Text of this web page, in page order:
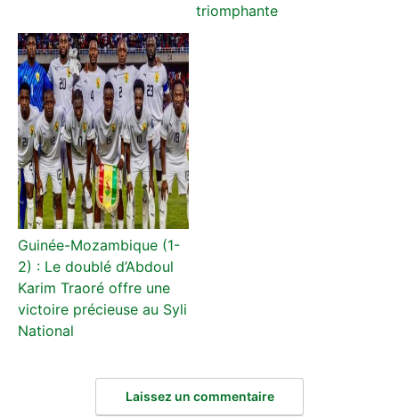
triomphante
Guinée-Mozambique (1-
2) : Le doublé d’Abdoul
Karim Traoré offre une
victoire précieuse au Syli
National
Laissez un commentaire